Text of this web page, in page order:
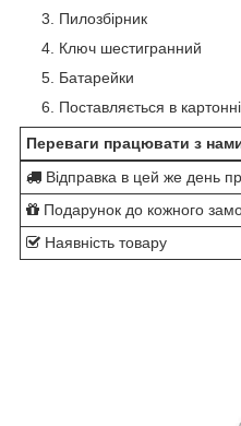
Пилозбірник
Ключ шестигранний
Батарейки
Поставляється в
Переваги працювати з
Відправка в цей же день
Подарунок до кожного
Наявність товару